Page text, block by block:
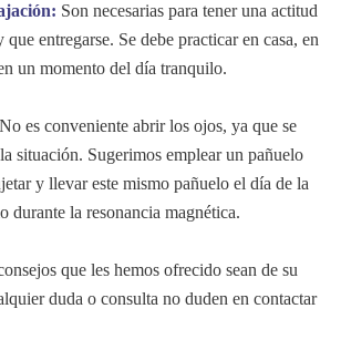
Son necesarias para tener una actitud
que entregarse. Se debe practicar en casa, en
un momento del día tranquilo.
No es conveniente abrir los ojos, ya que se
situación. Sugerimos emplear un pañuelo
y llevar este mismo pañuelo el día de la
durante la resonancia magnética.
que les hemos ofrecido sean de su
duda o consulta no duden en contactar